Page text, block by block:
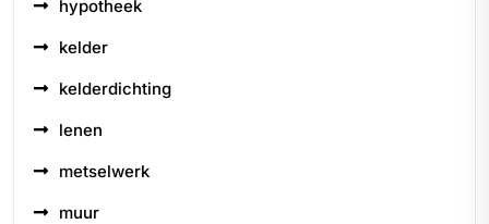
hypotheek
kelder
kelderdichting
lenen
metselwerk
muur